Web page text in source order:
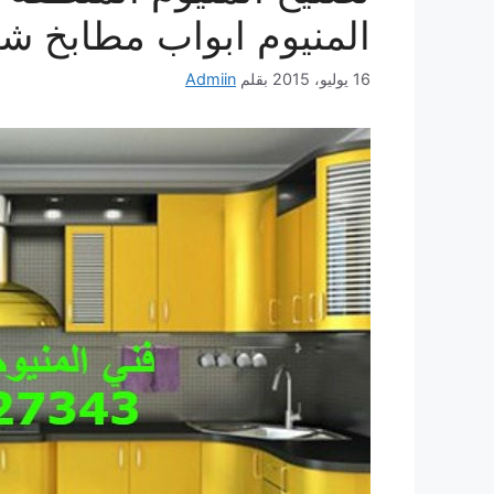
المنيوم ابواب مطابخ
16 يوليو، 2015 بقلم Admiin